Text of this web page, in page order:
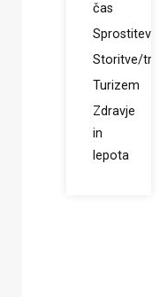
čas
Sprostitev
Storitve/
Turizem
Zdravje
in
lepota